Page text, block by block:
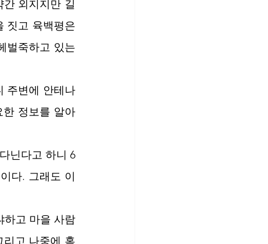
외지지만 길
짓고 육백평은
벌죽하고 있는
주변에 안테나
정보를 알아
닌다고 하니 6
다. 그래도 이
하고 마을 사람
리고 나중에 혹